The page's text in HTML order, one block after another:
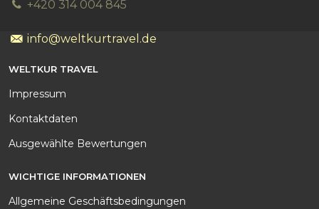
+420 314 004 845
info@weltkurtravel.de
WELTKUR TRAVEL
Impressum
Kontaktdaten
Ausgewählte Bewertungen
WICHTIGE INFORMATIONEN
Allgemeine Geschäftsbedingungen